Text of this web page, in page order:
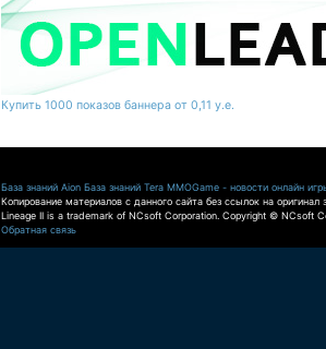
Купить 1000 показов баннера от 0,11 у.е.
База знаний Aion База знаний Tera MMOGame - новости онлайн
Копирование материалов с данного сайта без ссылок на оригинал
Lineage II is a trademark of NCsoft Corporation. Copyright © NCsoft
Обратная связь